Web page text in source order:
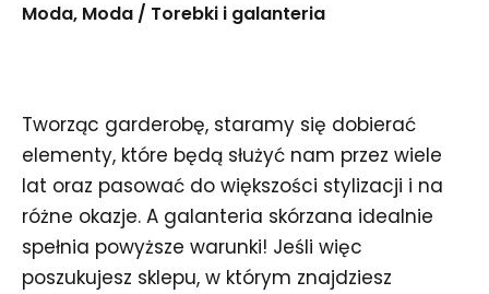
Moda Moda / Torebki i galanteria
Tworząc garderobę, staramy się dobierać
elementy, które będą służyć nam przez wiele
lat oraz pasować do większości stylizacji i na
różne okazje. A galanteria skórzana idealnie
spełnia powyższe warunki! Jeśli więc
poszukujesz sklepu, w którym znajdziesz